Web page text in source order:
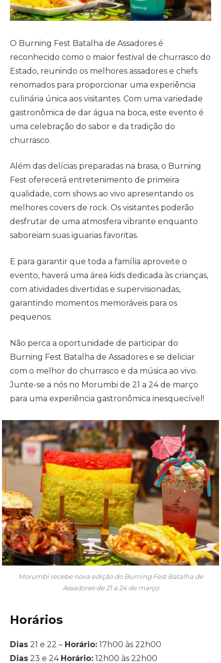
O Burning Fest Batalha de Assadores é
reconhecido como o maior festival de churrasco do
Estado, reunindo os melhores assadores e chefs
renomados para proporcionar uma experiência
culinária única aos visitantes. Com uma variedade
gastronômica de dar água na boca, este evento é
uma celebração do sabor e da tradição do
churrasco.
Além das delícias preparadas na brasa, o Burning
Fest oferecerá entretenimento de primeira
qualidade, com shows ao vivo apresentando os
melhores covers de rock. Os visitantes poderão
desfrutar de uma atmosfera vibrante enquanto
saboreiam suas iguarias favoritas.
E para garantir que toda a família aproveite o
evento, haverá uma área kids dedicada às crianças,
com atividades divertidas e supervisionadas,
garantindo momentos memoráveis para os
pequenos.
Não perca a oportunidade de participar do
Burning Fest Batalha de Assadores e se deliciar
com o melhor do churrasco e da música ao vivo.
Junte-se a nós no Morumbi de 21 a 24 de março
para uma experiência gastronômica inesquecível!
Morumbi recebe nova edição do Burning Fest Batalha de
Assadores de 21 a 24 de março
Horários
Dias 21 e 22 – Horário: 17h00 às 22h00
Dias 23 e 24 Horário: 12h00 às 22h00